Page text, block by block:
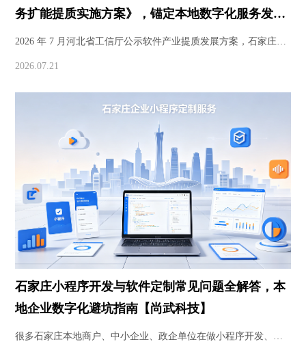
务扩能提质实施方案》，锚定本地数字化服务发展
新方向
2026 年 7 月河北省工信厅公示软件产业提质发展方案，石家庄尚
字化解决方案，助力省内中小企业数字化转型。
2026.07.21
石家庄小程序开发与软件定制常见问题全解答，本
地企业数字化避坑指南【尚武科技】
很多石家庄本地商户、中小企业、政企单位在做小程序开发、软